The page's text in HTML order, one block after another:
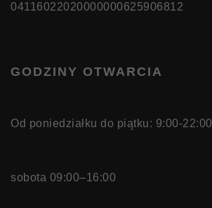
04116022020000000625906812
GODZINY OTWARCIA
Od poniedziałku do piątku: 9:00-22:00
sobota 09:00–16:00